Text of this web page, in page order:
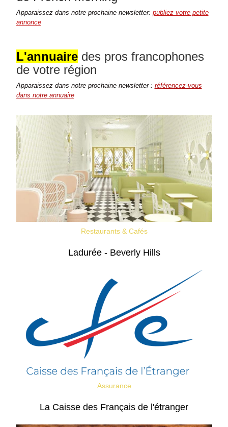
Apparaissez dans notre prochaine newsletter: publiez votre petite
annonce
L'annuairedes pros francophones
de votre région
Apparaissez dans notre prochaine newsletter : référencez-vous
dans notre annuaire
Restaurants & Cafés
Ladurée - Beverly Hills
Assurance
La Caisse des Français de l'étranger